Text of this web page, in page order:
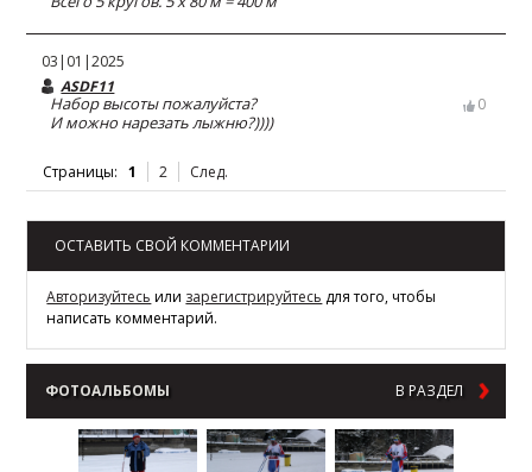
03|01|2025
ASDF11
Набор высоты пожалуйста?
И можно нарезать лыжню?))))
0
Страницы: 1 2 След.
ОСТАВИТЬ СВОЙ КОММЕНТАРИИ
Авторизуйтесь или зарегистрируйтесь для того, чтобы
написать комментарий.
ФОТОАЛЬБОМЫ В РАЗДЕЛ